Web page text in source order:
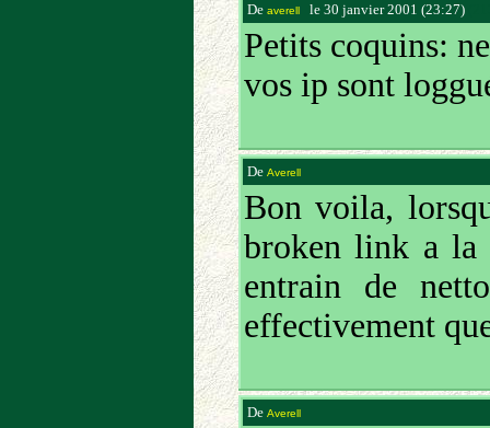
De averellle 30 janvier 2001 (23:27)
Petits coquins:
vos ip sont
De Averell
Bon voila,
broken link a la
entrain de
effectivement
De Averell